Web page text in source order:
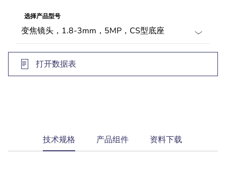
选择产品型号
打开数据表
current
tab:
技术规格 产品组件 资料下载